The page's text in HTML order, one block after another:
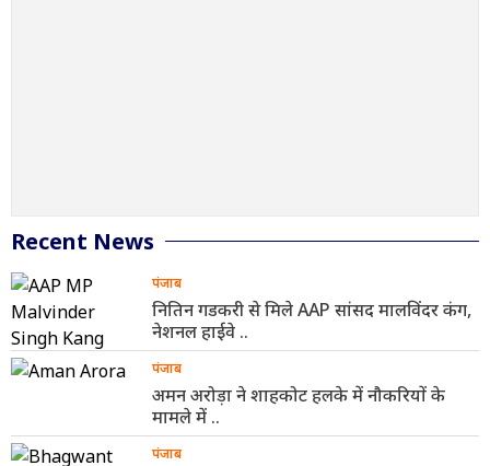
Recent News
पंजाब
नितिन गडकरी से मिले AAP सांसद मालविंदर कंग,
नेशनल हाईवे ..
पंजाब
अमन अरोड़ा ने शाहकोट हलके में नौकरियों के
मामले में ..
पंजाब